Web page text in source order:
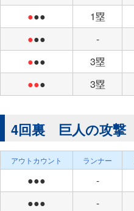
●●● 1塁
●●● -
●●● 3塁
●●● 3塁
4回裏 巨人の攻撃
アウトカウント ランナー
●●● -
●●●
-